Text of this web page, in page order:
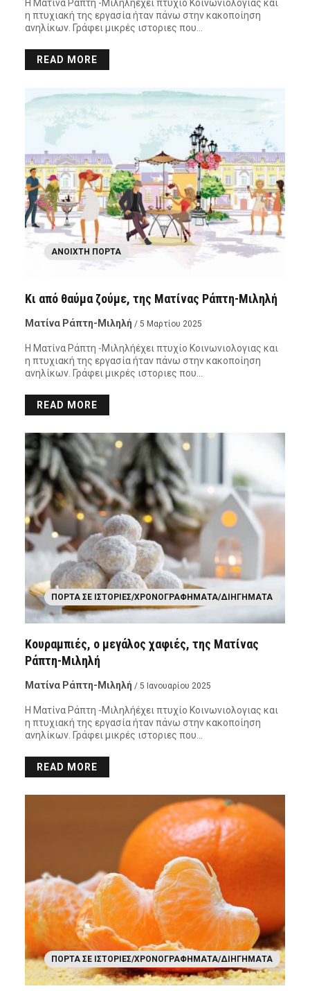
Η Ματίνα Ράπτη -Μιληλήέχει πτυχίο Κοινωνιολογιας και
η πτυχιακή της εργασία ήταν πάνω στην κακοποίηση
ανηλίκων. Γράφει μικρές ιστοριες που…
READ MORE
ΑΝΟΙΧΤΉ ΠΌΡΤΑ
Κι από θαύμα ζούμε, της Ματίνας Ράπτη-Μιληλή
Ματίνα Ράπτη-Μιληλή / 5 Μαρτίου 2025
Η Ματίνα Ράπτη -Μιληλήέχει πτυχίο Κοινωνιολογιας και
η πτυχιακή της εργασία ήταν πάνω στην κακοποίηση
ανηλίκων. Γράφει μικρές ιστοριες που…
READ MORE
ΠΌΡΤΑ ΣΕ ΙΣΤΟΡΊΕΣ/ΧΡΟΝΟΓΡΑΦΉΜΑΤΑ/ΔΙΗΓΉΜΑΤΑ
Κουραμπιές, ο μεγάλος χαφιές, της Ματίνας
Ράπτη-Μιληλή
Ματίνα Ράπτη-Μιληλή / 5 Ιανουαρίου 2025
Η Ματίνα Ράπτη -Μιληλήέχει πτυχίο Κοινωνιολογιας και
η πτυχιακή της εργασία ήταν πάνω στην κακοποίηση
ανηλίκων. Γράφει μικρές ιστοριες που…
READ MORE
ΠΌΡΤΑ ΣΕ ΙΣΤΟΡΊΕΣ/ΧΡΟΝΟΓΡΑΦΉΜΑΤΑ/ΔΙΗΓΉΜΑΤΑ